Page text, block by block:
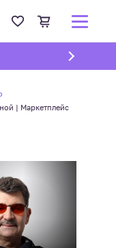
| Маркетплейс